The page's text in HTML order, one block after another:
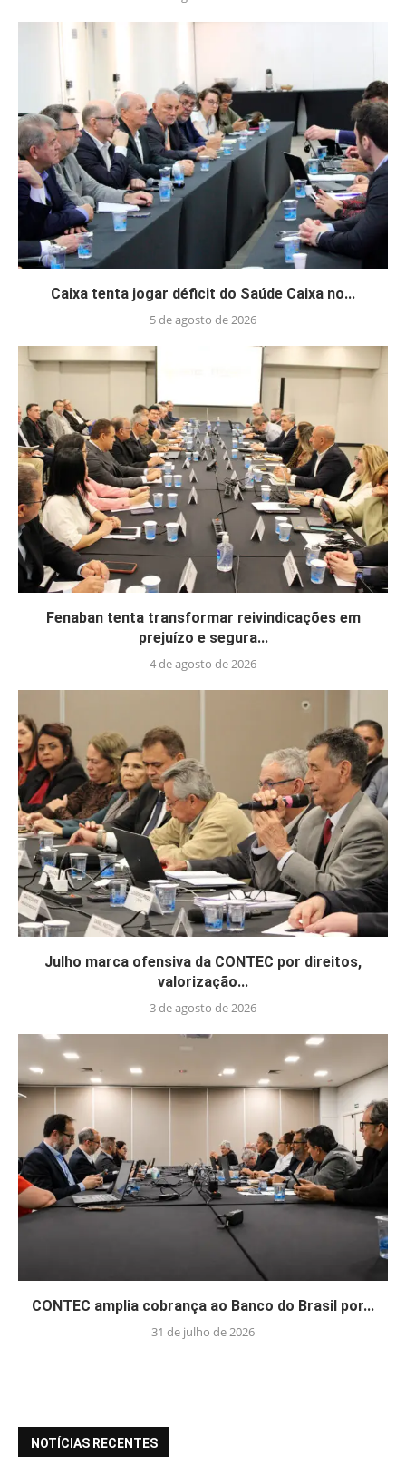
Caixa tenta jogar déficit do Saúde Caixa no...
5 de agosto de 2026
Fenaban tenta transformar reivindicações em
prejuízo e segura...
4 de agosto de 2026
Julho marca ofensiva da CONTEC por direitos,
valorização...
3 de agosto de 2026
CONTEC amplia cobrança ao Banco do Brasil por...
31 de julho de 2026
NOTÍCIAS RECENTES